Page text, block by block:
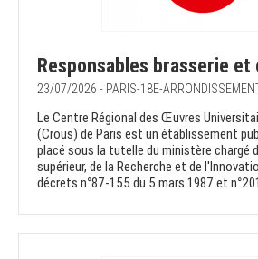
Responsables brasserie
23/07/2026 - PARIS-18E-
Le Centre Régional des Œuvres
(Crous) de Paris est un établissement
placé sous la tutelle du ministère chargé
supérieur, de la Recherche et de
décrets n°87-155 du 5 mars 1987 et